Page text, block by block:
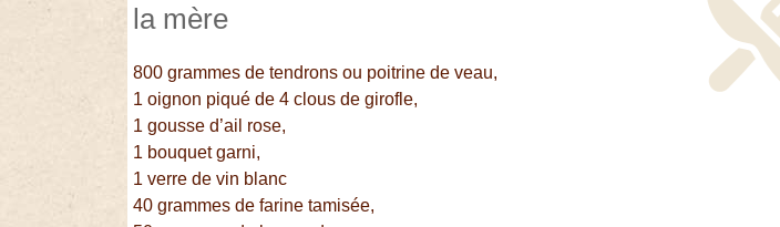
la mère
800 grammes de tendrons ou poitrine de veau,
1 oignon piqué de 4 clous de girofle,
1 gousse d’ail rose,
1 bouquet garni,
1 verre de vin blanc
40 grammes de farine tamisée,